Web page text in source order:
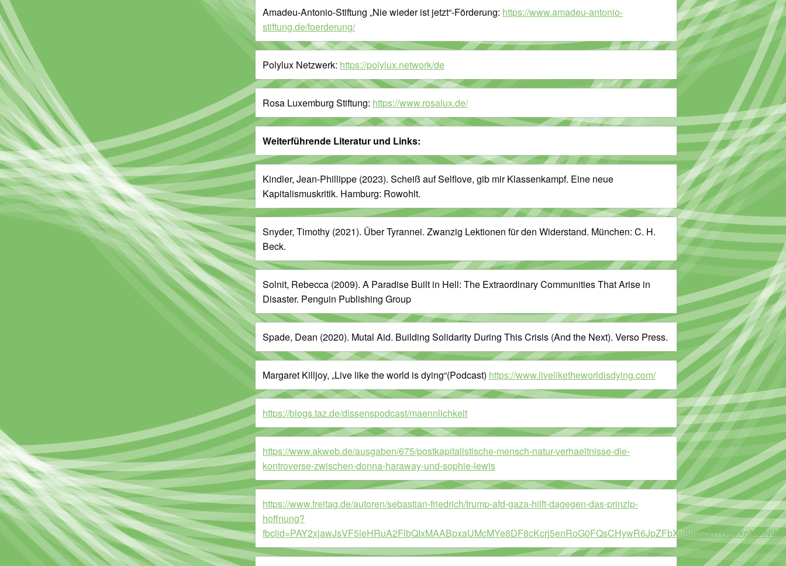
Amadeu-Antonio-Stiftung „Nie wieder ist jetzt“-Förderung: https://www.amadeu-antonio-
stiftung.de/foerderung/
Polylux Netzwerk: https://polylux.network/de
Rosa Luxemburg Stiftung: https://www.rosalux.de/
Weiterführende Literatur und Links:
Kindler, Jean-Phillippe (2023). Scheiß auf Selflove, gib mir Klassenkampf. Eine neue
Kapitalismuskritik. Hamburg: Rowohlt.
Snyder, Timothy (2021). Über Tyrannei. Zwanzig Lektionen für den Widerstand. München: C. H.
Beck.
Solnit, Rebecca (2009). A Paradise Built in Hell: The Extraordinary Communities That Arise in
Disaster. Penguin Publishing Group
Spade, Dean (2020). Mutal Aid. Building Solidarity During This Crisis (And the Next). Verso Press.
Margaret Killjoy, „Live like the world is dying“(Podcast) https://www.liveliketheworldisdying.com/
https://blogs.taz.de/dissenspodcast/maennlichkeit
https://www.akweb.de/ausgaben/675/postkapitalistische-mensch-natur-verhaeltnisse-die-
kontroverse-zwischen-donna-haraway-und-sophie-lewis
https://www.freitag.de/autoren/sebastian-friedrich/trump-afd-gaza-hilft-dagegen-das-prinzip-
hoffnung?